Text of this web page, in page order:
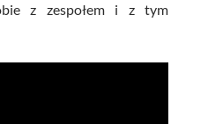
z zespołem i z tym